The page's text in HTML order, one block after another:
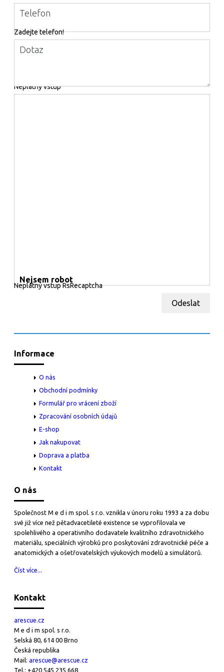
Telefon
Zadejte telefon!
Dotaz
Neplatný vstup
Nejsem robot
Neplatný vstup RsRecaptcha
Odeslat
Informace
O nás
Obchodní podmínky
Formulář pro vrácení zboží
Zpracování osobních údajů
E-shop
Jak nakupovat
Doprava a platba
Kontakt
O nás
Společnost M e d i m spol. s r.o. vznikla v únoru roku 1993 a za dobu
své již více než pětadvacetileté existence se vyprofilovala ve
spolehlivého a operativního dodavatele kvalitního zdravotnického
materiálu, speciálních výrobků pro poskytování zdravotnické péče a
anatomických a ošetřovatelských výukových modelů a simulátorů.
Číst více...
Kontakt
arescue.cz
M e d i m spol. s r.o.
Selská 80, 614 00 Brno
Česká republika
Mail: arescue@arescue.cz
Tel.: +420 545 235 668